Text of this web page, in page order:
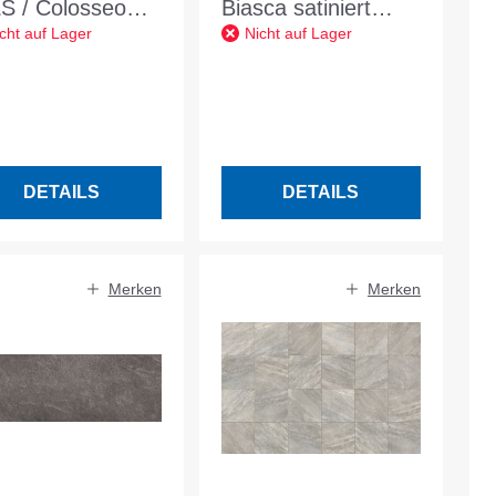
/ Colosseo
Lavis -
auf Lager
DETAILS
Biasca satiniert
120x40x3cm
Nicht auf Lager
DETAILS
Merken Merken